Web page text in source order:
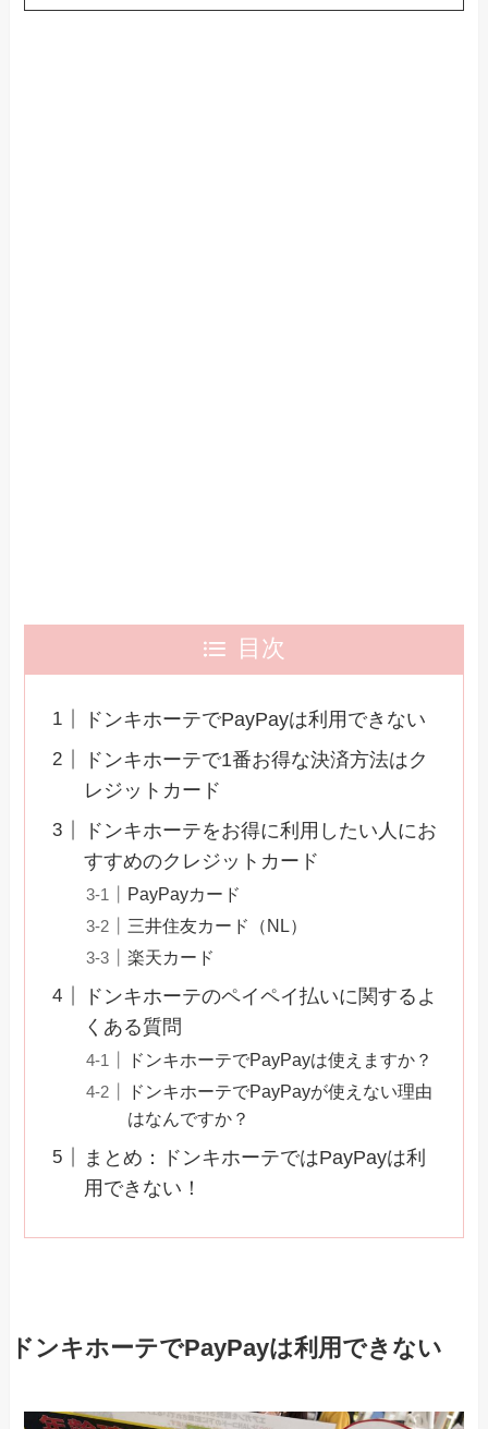
目次
ドンキホーテでPayPayは利用できない
ドンキホーテで1番お得な決済方法はク
レジットカード
ドンキホーテをお得に利用したい人にお
すすめのクレジットカード
PayPayカード
三井住友カード（NL）
楽天カード
ドンキホーテのペイペイ払いに関するよ
くある質問
ドンキホーテでPayPayは使えますか？
ドンキホーテでPayPayが使えない理由
はなんですか？
まとめ：ドンキホーテではPayPayは利
用できない！
ドンキホーテでPayPayは利用できない